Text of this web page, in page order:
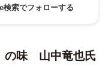
検索でフォローする
の味 山中竜也氏